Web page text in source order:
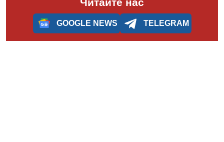
GOOGLE NEWS TELEGRAM